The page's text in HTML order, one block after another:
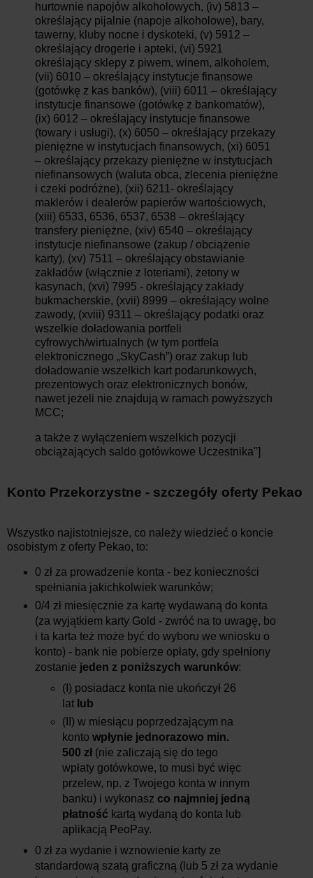
hurtownie napojów alkoholowych, (iv) 5813 –
określający pijalnie (napoje alkoholowe), bary,
tawerny, kluby nocne i dyskoteki, (v) 5912 –
określający drogerie i apteki, (vi) 5921
określający sklepy z piwem, winem, alkoholem,
(vii) 6010 – określający instytucje finansowe
(gotówkę z kas banków), (viii) 6011 – określający
instytucje finansowe (gotówkę z bankomatów),
(ix) 6012 – określający instytucje finansowe
(towary i usługi), (x) 6050 – określający przekazy
pieniężne w instytucjach finansowych, (xi) 6051
– określający przekazy pieniężne w instytucjach
niefinansowych (waluta obca, zlecenia pieniężne
i czeki podróżne), (xii) 6211- określający
maklerów i dealerów papierów wartościowych,
(xiii) 6533, 6536, 6537, 6538 – określający
transfery pieniężne, (xiv) 6540 – określający
instytucje niefinansowe (zakup / obciążenie
karty), (xv) 7511 – określający obstawianie
zakładów (włącznie z loteriami), żetony w
kasynach, (xvi) 7995 - określający zakłady
bukmacherskie, (xvii) 8999 – określający wolne
zawody, (xviii) 9311 – określający podatki oraz
wszelkie doładowania portfeli
cyfrowych/wirtualnych (w tym portfela
elektronicznego „SkyCash”) oraz zakup lub
doładowanie wszelkich kart podarunkowych,
prezentowych oraz elektronicznych bonów,
nawet jeżeli nie znajdują w ramach powyższych
MCC;
a także z wyłączeniem wszelkich pozycji
obciążających saldo gotówkowe Uczestnika"]
Konto Przekorzystne - szczegóły oferty Pekao
Wszystko najistotniejsze, co należy wiedzieć o koncie
osobistym z oferty Pekao, to:
0 zł za prowadzenie konta - bez konieczności
spełniania jakichkolwiek warunków;
0/4 zł miesięcznie za kartę wydawaną do konta
(za wyjątkiem karty Gold - zwróć na to uwagę, bo
i ta karta też może być do wyboru we wniosku o
konto) - bank nie pobierze opłaty, gdy spełniony
zostanie jeden z poniższych warunków:
(I) posiadacz konta nie ukończył 26
lat lub
(II) w miesiącu poprzedzającym na
kontowpłynie jednorazowo min.
500 zł (nie zaliczają się do tego
wpłaty gotówkowe, to musi być więc
przelew, np. z Twojego konta w innym
banku) i wykonasz co najmniej jedną
płatność kartą wydaną do konta lub
aplikacją PeoPay.
0 zł za wydanie i wznowienie karty ze
standardową szatą graficzną (lub 5 zł za wydanie